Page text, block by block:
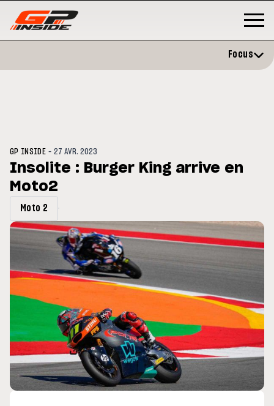
du GP de Grande-
Focus
GP INSIDE -27 AVR. 2023
Insolite : Burger King arrive en
Moto2
Moto 2